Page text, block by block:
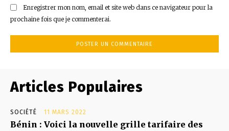
Enregistrer mon nom, email et site web dans ce navigateur pour la
prochaine fois que je commenterai.
Articles Populaires
SOCIÉTÉ 11 MARS 2022
Bénin : Voici la nouvelle grille tarifaire des